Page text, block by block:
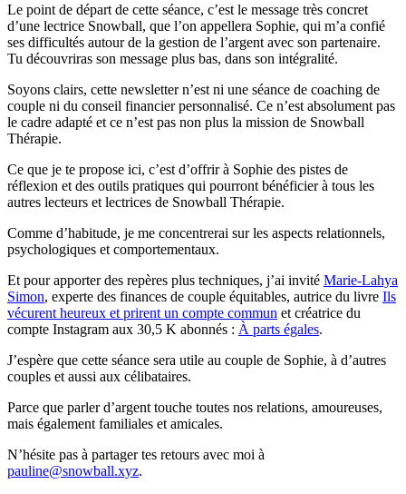
Le point de départ de cette séance, c’est le message très concret
d’une lectrice Snowball, que l’on appellera Sophie, qui m’a confié
ses difficultés autour de la gestion de l’argent avec son partenaire.
Tu découvriras son message plus bas, dans son intégralité.
Soyons clairs, cette newsletter n’est ni une séance de coaching de
couple ni du conseil financier personnalisé. Ce n’est absolument pas
le cadre adapté et ce n’est pas non plus la mission de Snowball
Thérapie.
Ce que je te propose ici, c’est d’offrir à Sophie des pistes de
réflexion et des outils pratiques qui pourront bénéficier à tous les
autres lecteurs et lectrices de Snowball Thérapie.
Comme d’habitude, je me concentrerai sur les aspects relationnels,
psychologiques et comportementaux.
Et pour apporter des repères plus techniques, j’ai invité Marie-Lahya
Simon, experte des finances de couple équitables, autrice du livre Ils
vécurent heureux et prirent un compte commun et créatrice du
compte Instagram aux 30,5 K abonnés : À parts égales.
J’espère que cette séance sera utile au couple de Sophie, à d’autres
couples et aussi aux célibataires.
Parce que parler d’argent touche toutes nos relations, amoureuses,
mais également familiales et amicales.
N’hésite pas à partager tes retours avec moi à
pauline@snowball.xyz.